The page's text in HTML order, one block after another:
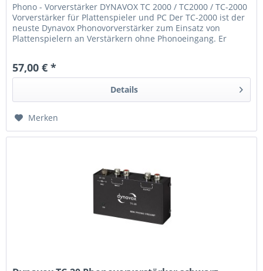
Phono - Vorverstärker DYNAVOX TC 2000 / TC2000 / TC-2000
Vorverstärker für Plattenspieler und PC Der TC-2000 ist der
neuste Dynavox Phonovorverstärker zum Einsatz von
Plattenspielern an Verstärkern ohne Phonoeingang. Er
57,00 € *
Details
Merken